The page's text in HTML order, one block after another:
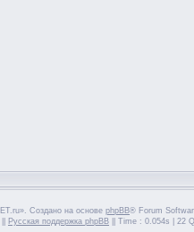
Создано на основе phpBB® Forum
Русская поддержка phpBB || Time : 0.054s | 22